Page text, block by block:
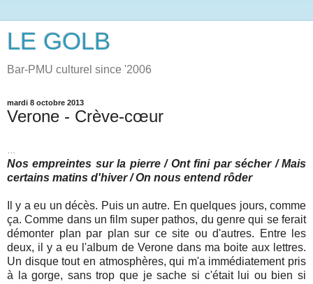
LE GOLB
Bar-PMU culturel since '2006
mardi 8 octobre 2013
Verone - Crève-cœur
...
Nos empreintes sur la pierre / Ont fini par sécher / Mais
certains matins d'hiver / On nous entend rôder
Il y a eu un décès. Puis un autre. En quelques jours, comme
ça. Comme dans un film super pathos, du genre qui se ferait
démonter plan par plan sur ce site ou d'autres. Entre les
deux, il y a eu l'album de Verone dans ma boite aux lettres.
Un disque tout en atmosphères, qui m'a immédiatement pris
à la gorge, sans trop que je sache si c'était lui ou bien si